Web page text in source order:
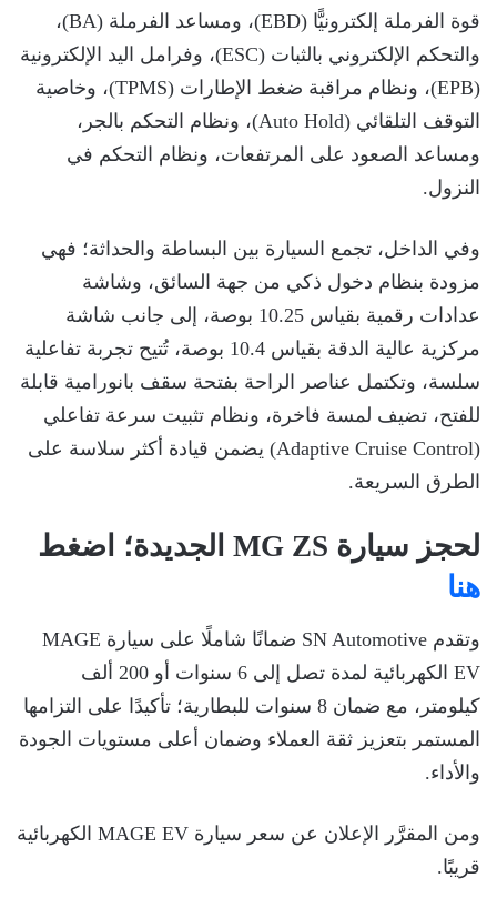
قوة الفرملة إلكترونيًّا (EBD)، ومساعد الفرملة (BA)،
والتحكم الإلكتروني بالثبات (ESC)، وفرامل اليد الإلكترونية
(EPB)، ونظام مراقبة ضغط الإطارات (TPMS)، وخاصية
التوقف التلقائي (Auto Hold)، ونظام التحكم بالجر،
ومساعد الصعود على المرتفعات، ونظام التحكم في
النزول.
وفي الداخل، تجمع السيارة بين البساطة والحداثة؛ فهي
مزودة بنظام دخول ذكي من جهة السائق، وشاشة
عدادات رقمية بقياس 10.25 بوصة، إلى جانب شاشة
مركزية عالية الدقة بقياس 10.4 بوصة، تُتيح تجربة تفاعلية
سلسة، وتكتمل عناصر الراحة بفتحة سقف بانورامية قابلة
للفتح، تضيف لمسة فاخرة، ونظام تثبيت سرعة تفاعلي
(Adaptive Cruise Control) يضمن قيادة أكثر سلاسة على
الطرق السريعة.
لحجز سيارة MG ZS الجديدة؛ اضغط
هنا
وتقدم SN Automotive ضمانًا شاملًا على سيارة MAGE
EV الكهربائية لمدة تصل إلى 6 سنوات أو 200 ألف
كيلومتر، مع ضمان 8 سنوات للبطارية؛ تأكيدًا على التزامها
المستمر بتعزيز ثقة العملاء وضمان أعلى مستويات الجودة
والأداء.
ومن المقرَّر الإعلان عن سعر سيارة MAGE EV الكهربائية
قريبًا.